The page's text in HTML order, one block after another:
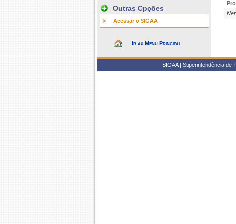
Outras Opções
Acessar o SIGAA
Ir ao Menu Principal
SIGAA | Superintendência de